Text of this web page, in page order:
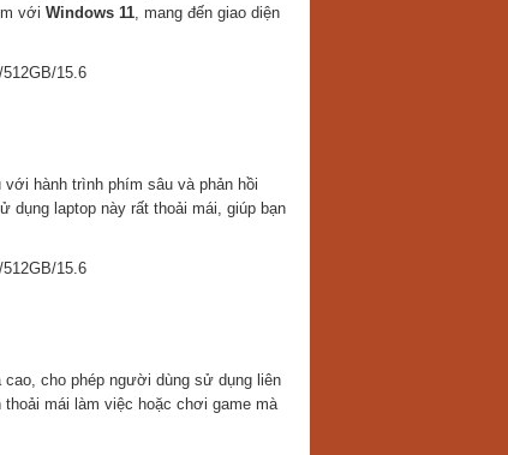
với Windows 11, mang đến giao diện
hành trình phím sâu và phản hồi
dụng laptop này rất thoải mái, giúp bạn
cho phép người dùng sử dụng liên
mái làm việc hoặc chơi game mà